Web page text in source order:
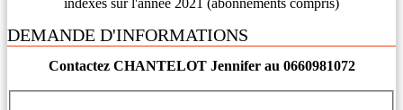
DEMANDE D'INFORMATIONS
Contactez CHANTELOT Jennifer au 0660981072